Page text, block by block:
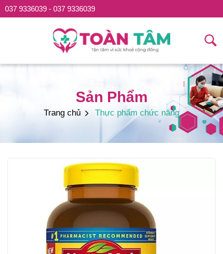
037 9336039 - 037 9336039
Sản Phẩm
Trang chủ Thực phẩm chức năng